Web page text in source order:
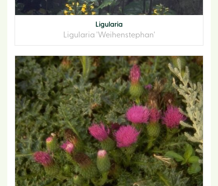
Ligularia
Ligularia 'Weihenstephan'